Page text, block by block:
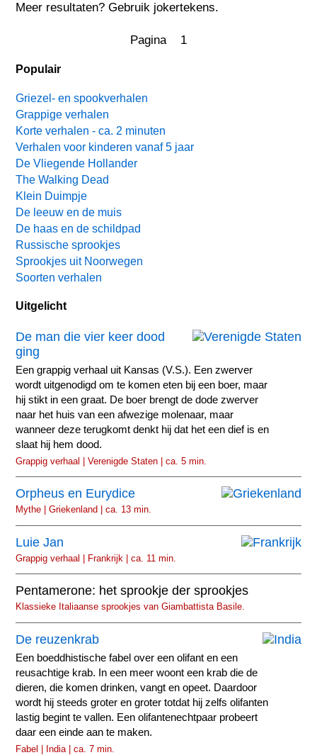
Meer resultaten? Gebruik jokertekens.
Pagina 1
Populair
Griezel- en spookverhalen
Grappige verhalen
Korte verhalen - ca. 2 minuten
Verhalen voor kinderen vanaf 5 jaar
De Vliegende Hollander
The Walking Dead
Klein Duimpje
De leeuw en de muis
De haas en de schildpad
Russische sprookjes
Sprookjes uit Noorwegen
Soorten verhalen
Uitgelicht
De man die vier keer dood
ging
Een grappig verhaal uit Kansas (V.S.). Een zwerver
wordt uitgenodigd om te komen eten bij een boer, maar
hij stikt in een graat. De boer brengt de dode zwerver
naar het huis van een afwezige molenaar, maar
wanneer deze terugkomt denkt hij dat het een dief is en
slaat hij hem dood.
Grappig verhaal | Verenigde Staten | ca. 5 min.
Orpheus en Eurydice
Mythe | Griekenland | ca. 13 min.
Luie Jan
Grappig verhaal | Frankrijk | ca. 11 min.
Pentamerone: het sprookje der sprookjes
Klassieke Italiaanse sprookjes van Giambattista Basile.
De reuzenkrab
Een boeddhistische fabel over een olifant en een
reusachtige krab. In een meer woont een krab die de
dieren, die komen drinken, vangt en opeet. Daardoor
wordt hij steeds groter en groter totdat hij zelfs olifanten
lastig begint te vallen. Een olifantenechtpaar probeert
daar een einde aan te maken.
Fabel | India | ca. 7 min.